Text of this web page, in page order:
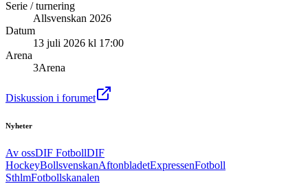
Serie / turnering
Allsvenskan 2026
Datum
13 juli 2026 kl 17:00
Arena
3Arena
Diskussion i forumet
Nyheter
Av ossDIF FotbollDIF
HockeyBollsvenskanAftonbladetExpressenFotboll
SthlmFotbollskanalen